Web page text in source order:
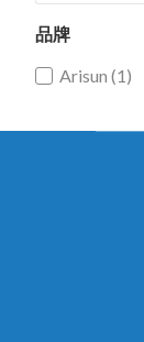
品牌
Arisun (1)